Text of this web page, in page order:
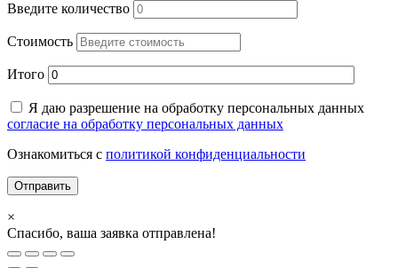
Введите количество
Стоимость
Итого
Я даю разрешение на обработку персональных данных
согласие на обработку персональных данных
Ознакомиться с политикой конфиденциальности
×
Спасибо, ваша заявка отправлена!